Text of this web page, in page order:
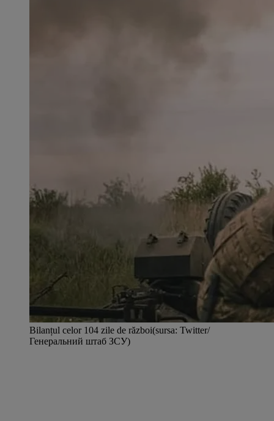
Bilanțul celor 104 zile de război(sursa: Twitter/
Генеральний штаб ЗСУ)